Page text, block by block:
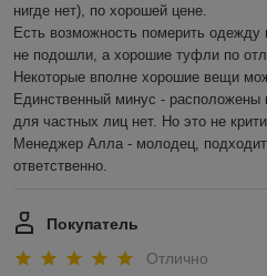
нигде нет), по хорошей цене.
Есть возможность померить
не подошли, а хорошие туфли по
Некоторые вполне хорошие вещи
Единственный минус - расположены
для частных лиц нет. Но это не
Менеджер Алла - молодец,
ответственно.
Покупатель
Отлично